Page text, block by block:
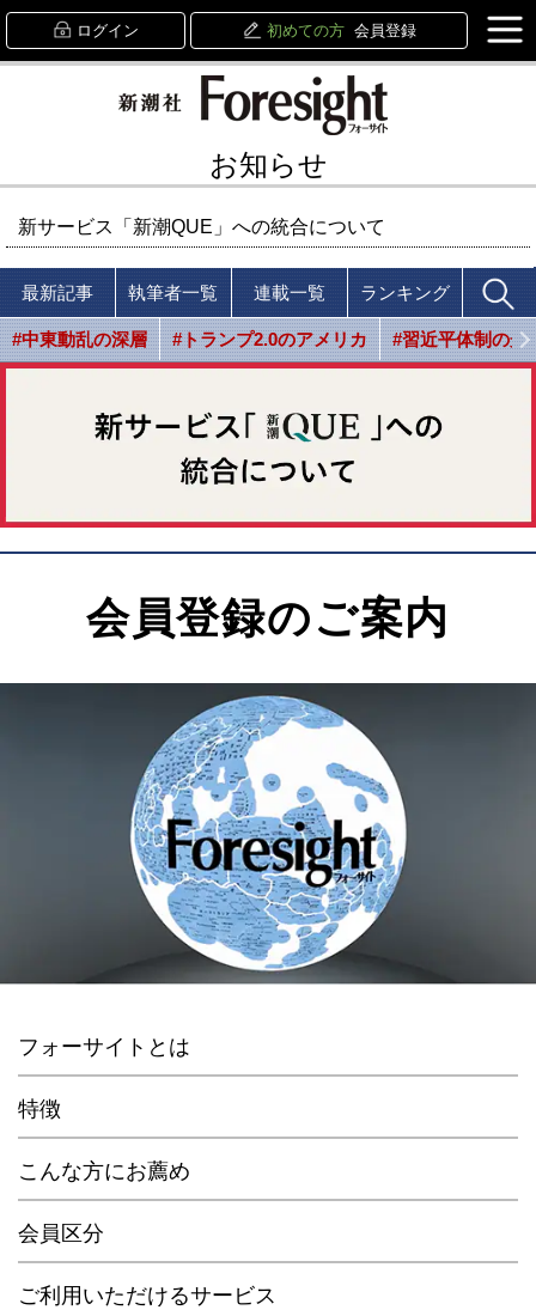
ログイン 初めての方 会員登録
お知らせ
新サービス「新潮QUE」への統合について
最新記事 執筆者一覧 連載一覧 ランキング
#中東動乱の深層 #トランプ2.0のアメリカ #習近平体制の光
会員登録のご案内
フォーサイトとは
特徴
こんな方にお薦め
会員区分
ご利用いただけるサービス